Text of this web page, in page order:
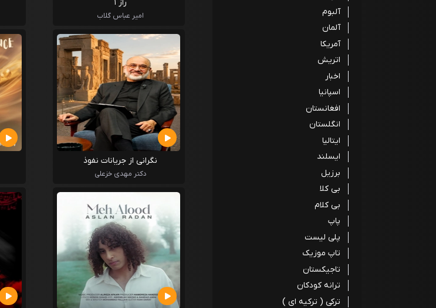
آلبوم
آلمان
آمریکا
اتریش
اخبار
اسپانیا
افغانستان
انگلستان
ایتالیا
ایسلند
برزیل
بی کلا
بی کلام
پاپ
پلی لیست
تاپ موزیک
تاجیکستان
ترانه کودکان
ترکی ( ترکیه ای )
راز ۱
امیر عباس گلاب
نگرانی از جریانات نفوذ
دکتر مهدی خزعلی